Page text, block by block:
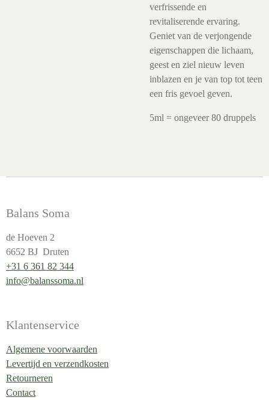
verfrissende en
revitaliserende ervaring.
Geniet van de verjongende
eigenschappen die lichaam,
geest en ziel nieuw leven
inblazen en je van top tot teen
een fris gevoel geven.
5ml = ongeveer 80 druppels
Balans Soma
de Hoeven 2
6652 BJ Druten
+31 6 361 82 344
info@balanssoma.nl
Klantenservice
Algemene voorwaarden
Levertijd en verzendkosten
Retourneren
Contact